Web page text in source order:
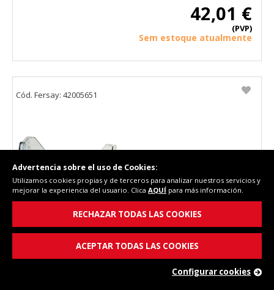
42,01 €
(PVP)
Sem estoque atualmente
Botellero frigorifico Vestel TEKA FT1 240,
Cód. Fersay: 42005651
Advertencia sobre el uso de Cookies:
Utilizamos cookies propias y de terceros para analizar nuestros servicios y
mejorar la experiencia del usuario. Clica AQUÍ para más información.
RECHAZAR TODAS LAS COOKIES
ACEPTAR TODAS LAS COOKIES
Configurar cookies